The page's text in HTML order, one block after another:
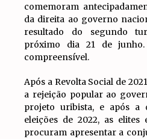
comemoram
da direita ao governo
resultado do segundo
próximo dia 21 de
compreensível.
Após a Revolta Social de 2021
a rejeição popular ao
projeto uribista, e após a
eleições de 2022, as elites
procuram apresentar a